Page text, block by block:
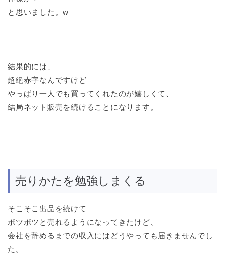
と思いました。w
結果的には、
超絶赤字なんですけど
やっぱり一人でも買ってくれたのが嬉しくて、
結局ネット販売を続けることになります。
売りかたを勉強しまくる
そこそこ出品を続けて
ポツポツと売れるようになってきたけど、
会社を辞めるまでの収入にはどうやっても届きませんでし
た。